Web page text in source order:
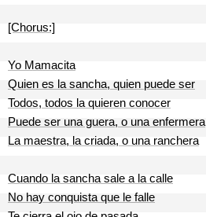
[Chorus:]
Yo Mamacita
Quien es la sancha, quien puede ser
Todos, todos la quieren conocer
Puede ser una guera, o una enfermera
La maestra, la criada, o una ranchera
Cuando la sancha sale a la calle
No hay conquista que le falle